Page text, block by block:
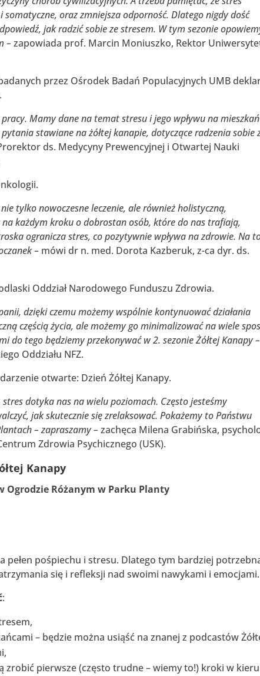
somatyczne, oraz zmniejsza odporność. Dlatego nigdy dość
jak radzić sobie ze stresem. W tym sezonie
– zapowiada prof. Marcin Moniuszko, Rektor
przez Ośrodek Badań Populacyjnych UMB
Mamy dane na temat stresu i jego wpływu na
stawiane na żółtej kanapie, dotyczące radzenia sobie
ds. Medycyny Prewencyjnej i Otwartej Nauki
tylko nowoczesne leczenie, ale również holistyczną,
każdym kroku o dobrostan osób, które do nas trafiają,
ogranicza stres, co pozytywnie wpływa na zdrowie. Na
– mówi dr n. med. Dorota Kazberuk, z-ca dyr. ds.
Oddział Narodowego Funduszu Zdrowia.
dzięki czemu możemy wspólnie kontynuować działania
częścią życia, ale możemy go minimalizować na wiele
do tego będziemy przekonywać w 2. sezonie Żółtej Kanapy –
Oddziału NFZ.
otwarte: Dzień Żółtej Kanapy.
dotyka nas na wielu poziomach. Często jesteśmy
jak skutecznie się zrelaksować. Pokażemy to Państwu
– zapraszamy – zachęca Milena Grabińska,
Zdrowia Psychicznego (USK).
Kanapy
Ogrodzie Różanym w Parku Planty
pełen pośpiechu i stresu. Dlatego tym bardziej
się i refleksji nad swoimi nawykami i emocjami.
:
– będzie można usiąść na znanej z podcastów
zrobić pierwsze (często trudne – wiemy to!) kroki w